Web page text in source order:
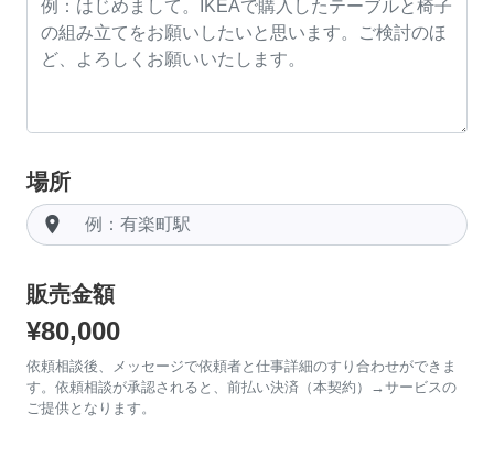
場所
room
販売金額
¥80,000
依頼相談後、メッセージで依頼者と仕事詳細のすり合わせができま
す。依頼相談が承認されると、前払い決済（本契約）→サービスの
ご提供となります。